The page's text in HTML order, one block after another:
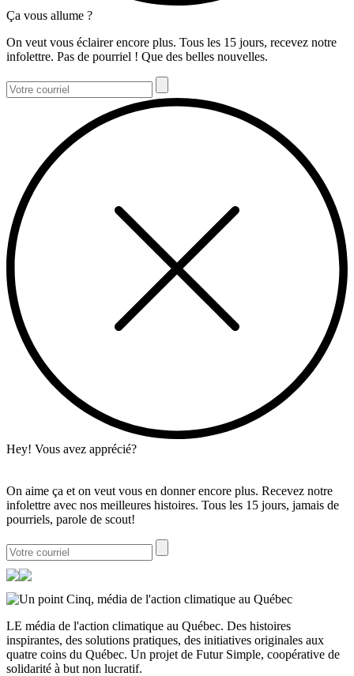
Ça vous allume ?
On veut vous éclairer encore plus. Tous les 15 jours, recevez notre
infolettre. Pas de pourriel ! Que des belles nouvelles.
Hey! Vous avez apprécié?
On aime ça et on veut vous en donner encore plus. Recevez notre
infolettre avec nos meilleures histoires. Tous les 15 jours, jamais de
pourriels, parole de scout!
LE média de l'action climatique au Québec. Des histoires
inspirantes, des solutions pratiques, des initiatives originales aux
quatre coins du Québec. Un projet de Futur Simple, coopérative de
solidarité à but non lucratif.